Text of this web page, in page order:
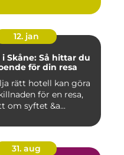
12. jan
i Skåne: Så hittar du
för din resa
rätt hotell kan göra
för en resa,
om syftet &a...
31. aug